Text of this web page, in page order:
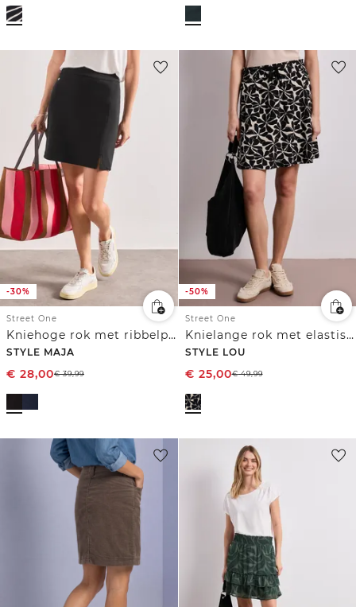
-30%
Street One
Kniehoge rok met ribbelpatroon
STYLE MAJA
€ 28,00€39,99
-50%
Street One
Knielange rok met elastische tailleband en print
STYLE LOU
€ 25,00€49,99